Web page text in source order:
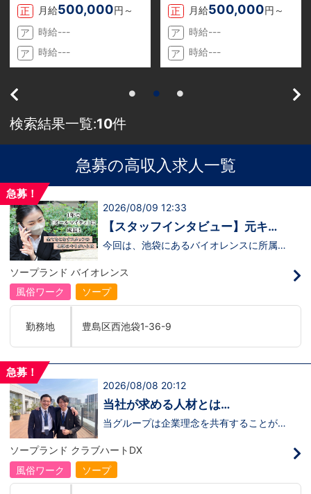
う最高の対価を。
正 月給500,000円～
ア
時給---
ア
時給---
正 月給500,000円～
ア
時給---
ア
時給---
検索結果一覧:10件
急募の高収入求人一覧
急募！
2026/08/09 12:33
【スタッフインタビュー】元キャ
ストの佐藤さんが語る“接客にこだ
今回は、池袋にあるバイオレンスに所属し
した。佐藤さんは、もともとキャストとし
て働いていた経験を持ちながら、安定を求
めて“裏方スタッフ”へ転身したスタッフの
ひとりです。転職の決め手は、この業界で
「長く働くことを考えたら、安心できる環
境を選びたかった」 と語ってくれまし
た。佐藤さんのリアルな声は、裏方のお仕
↓ぜひインタビュー動画をご覧ください！
ソープランド バイオレンス
風俗ワーク
ソープ
勤務地 豊島区西池袋1-36-9
急募！
2026/08/08 20:12
当社が求める人材とは…
当グループは企業理念を共有することがで
神】を持っている方を求めています。さら
に！『ハピネスグループは、店舗数が増え
ます！！』つまり…【店長/幹部】の空き
枠があるってことです。実際に働いてみ
ソープランド クラブハートDX
風俗ワーク
ソープ